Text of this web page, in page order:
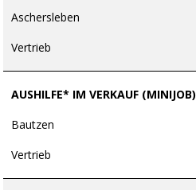
Aschersleben
Vertrieb
AUSHILFE* IM VERKAUF (MINIJOB)
Bautzen
Vertrieb